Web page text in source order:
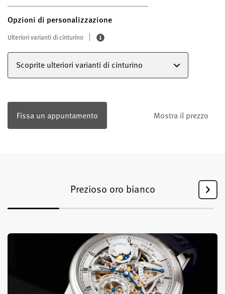
Opzioni di personalizzazione
Ulteriori varianti di cinturino
Scoprite ulteriori varianti di cinturino
Fissa un appuntamento Mostra il prezzo
Prezioso oro bianco